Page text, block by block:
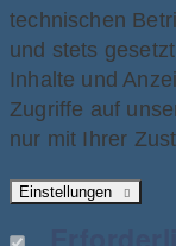
technischen
und stets
Inhalte und
Zugriffe auf
nur mit Ihrer
Einstellungen